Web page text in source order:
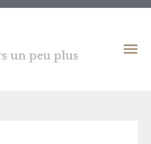
un peu plus